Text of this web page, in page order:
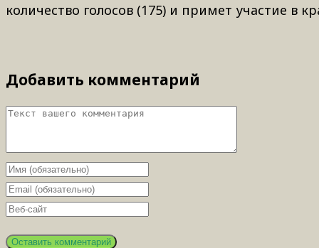
количество голосов (175) и примет участие в
Добавить комментарий